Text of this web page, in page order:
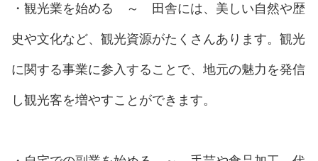
・観光業を始める ～ 田舎には、美しい自然や歴
史や文化など、観光資源がたくさんあります。観光
に関する事業に参入することで、地元の魅力を発信
し観光客を増やすことができます。